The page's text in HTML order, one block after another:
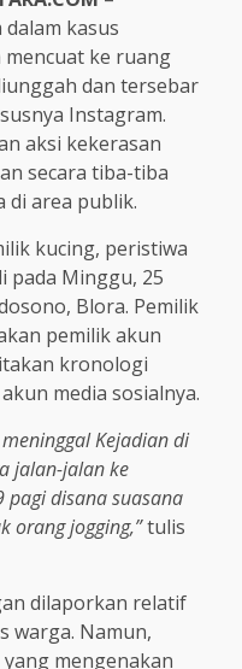
kasus
ke ruang
dan tersebar
Instagram.
aksi kekerasan
secara tiba-tiba
di area publik.
kucing, peristiwa
pada Minggu, 25
Blora. Pemilik
pemilik akun
kronologi
media sosialnya.
Kejadian di
jalan-jalan ke
disana suasana
orang jogging,”tulis
dilaporkan relatif
warga. Namun,
mengenakan